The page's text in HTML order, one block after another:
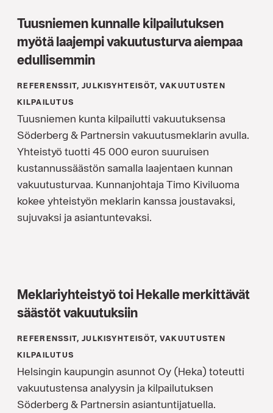
Tuusniemen kunnalle kilpailutuksen
myötä laajempi vakuutusturva aiempaa
edullisemmin
REFERENSSIT, JULKISYHTEISÖT, VAKUUTUSTEN
KILPAILUTUS
Tuusniemen kunta kilpailutti vakuutuksensa
Söderberg & Partnersin vakuutusmeklarin avulla.
Yhteistyö tuotti 45 000 euron suuruisen
kustannussäästön samalla laajentaen kunnan
vakuutusturvaa. Kunnanjohtaja Timo Kiviluoma
kokee yhteistyön meklarin kanssa joustavaksi,
sujuvaksi ja asiantuntevaksi.
Meklariyhteistyö toi Hekalle merkittävät
säästöt vakuutuksiin
REFERENSSIT, JULKISYHTEISÖT, VAKUUTUSTEN
KILPAILUTUS
Helsingin kaupungin asunnot Oy (Heka) toteutti
vakuutustensa analyysin ja kilpailutuksen
Söderberg & Partnersin asiantuntijatuella.